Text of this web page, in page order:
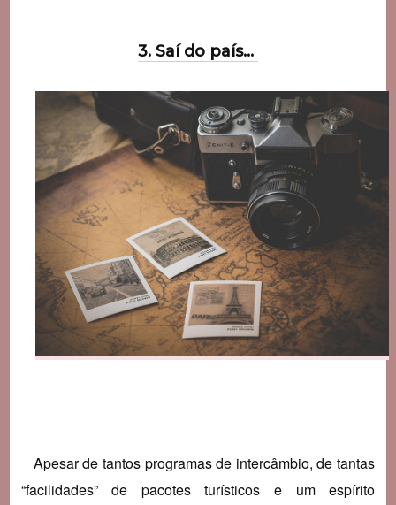
3. Saí do país…
Apesar de tantos programas de intercâmbio, de tantas
“facilidades” de pacotes turísticos e um espírito